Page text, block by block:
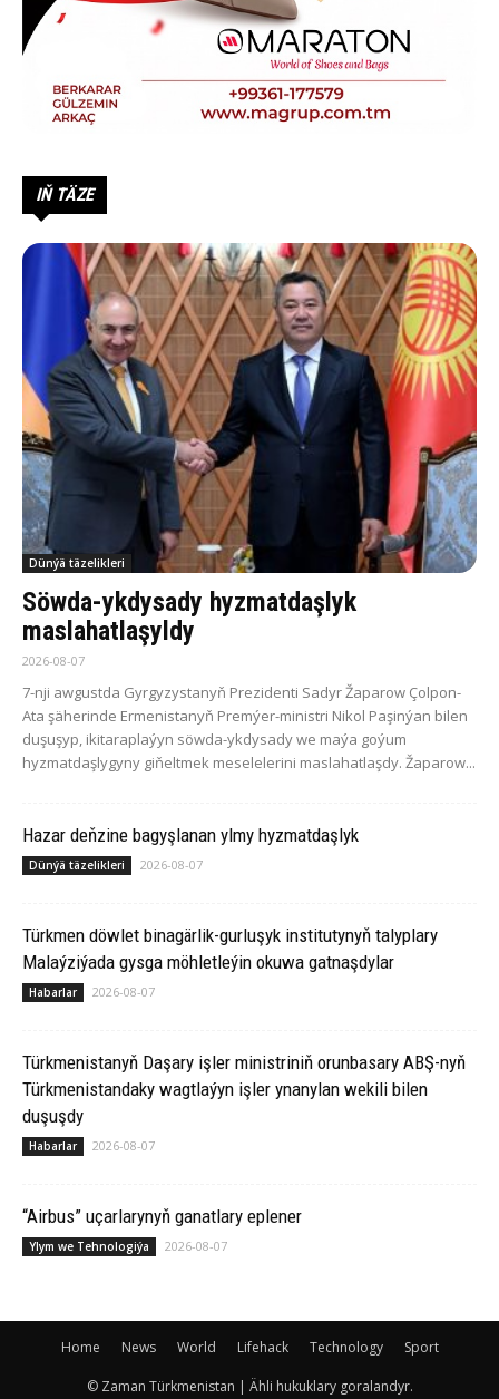
IŇ TÄZE
Dünýä täzelikleri
Söwda-ykdysady hyzmatdaşlyk
maslahatlaşyldy
2026-08-07
7-nji awgustda Gyrgyzystanyň Prezidenti Sadyr Žaparow Çolpon-
Ata şäherinde Ermenistanyň Premýer-ministri Nikol Paşinýan bilen
duşuşyp, ikitaraplaýyn söwda-ykdysady we maýa goýum
hyzmatdaşlygyny giňeltmek meselelerini maslahatlaşdy. Žaparow...
Hazar deňzine bagyşlanan ylmy hyzmatdaşlyk
Dünýä täzelikleri 2026-08-07
Türkmen döwlet binagärlik-gurluşyk institutynyň talyplary
Malaýziýada gysga möhletleýin okuwa gatnaşdylar
Habarlar 2026-08-07
Türkmenistanyň Daşary işler ministriniň orunbasary ABŞ-nyň
Türkmenistandaky wagtlaýyn işler ynanylan wekili bilen
duşuşdy
Habarlar 2026-08-07
“Airbus” uçarlarynyň ganatlary eplener
Ylym we Tehnologiýa 2026-08-07
Home News World Lifehack Technology Sport
© Zaman Türkmenistan | Ähli hukuklary goralandyr.